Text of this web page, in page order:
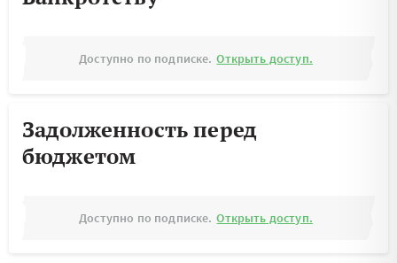
Доступно по подписке. Открыть доступ.
Задолженность перед
бюджетом
Доступно по подписке. Открыть доступ.